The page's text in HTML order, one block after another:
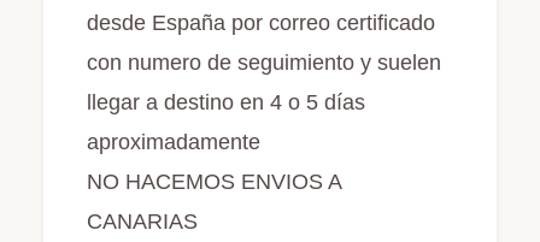
desde España por correo certificado
con numero de seguimiento y suelen
llegar a destino en 4 o 5 días
aproximadamente
NO HACEMOS ENVIOS A
CANARIAS